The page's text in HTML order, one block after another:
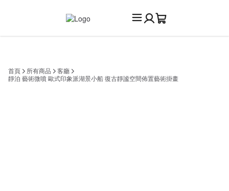
首頁 所有商品
客廳
靜泊 藝術微噴 歐式印象派湖景小船 復古靜謐空間佈置藝術掛畫